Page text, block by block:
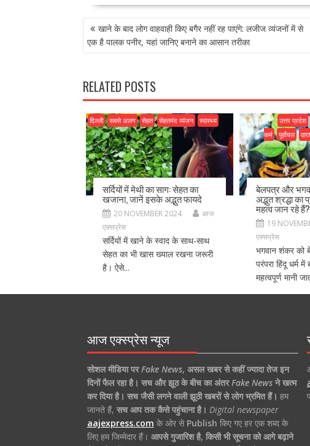
e
b
o
k
to
d
o
ai
l
ar
e
POST
NAVIGATION
खाने के बाद लोग वाहवाही किए बगैर नहीं रह पाएंगे: लजीज व्यंजनों में से
एक है पालक पनीर, यहां जानिए बनाने का आसान तरीका
RELATED POSTS
दिल्ली सबसे अलग सेहत सेहतमंद व्यंजन स्वास्थ्य
सर्दियों में मेथी का साग: सेहत का
खजाना, जानें इसके अद्भुत फायदे
20 NOVEMBER 2024
आज
एक्सप्रेस
सर्दियों में खाने के स्वाद के साथ-साथ
सेहत का भी खास ख्याल रखना जरूरी
है। ऐसे...
उत्तर प्रदेश
कर्म
पूर्वांचल
बेलपत्र और
अद्भुत श्रद्धा का
महत्व जान रहे हैं?
19
एक्सप्रेस
भगवान शंकर को
परंपरा हिंदू धर्म
महत्वपूर्ण मानी
आज एक्स्प्रेस न्यूज
सोशल मीडिया परFake News, असल खबर से कहीं ज्यादा तेज इन
दिनों फैल रहा है। सच और झूठ के बीच का अंतरFake Newsने खत्म
कर दिया है। सच जैसी लगने वाली झूठी खबरों से लोग भ्रमित हैं। हम
जानते हैं, सच आप तक कैसे पहुंचाना है। Digital newspaper
aajexpress.com के ओर से Publish किए गए हर एक शब्द के
लिए हम जिम्मेदार हैं। आपसे गुजारिश है, किसी भी सूचना को आगे बढ़ाने